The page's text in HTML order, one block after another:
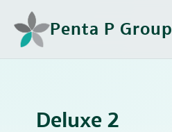
Penta P Group
Deluxe 2